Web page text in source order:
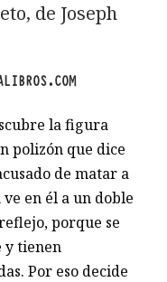
de Joseph
la figura
polizón que dice
de matar a
en él a un doble
porque se
y tienen
Por eso decide